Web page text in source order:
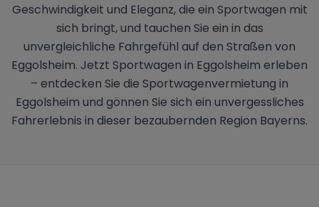
Geschwindigkeit und Eleganz, die ein Sportwagen mit
sich bringt, und tauchen Sie ein in das
unvergleichliche Fahrgefühl auf den Straßen von
Eggolsheim. Jetzt Sportwagen in Eggolsheim erleben
– entdecken Sie die Sportwagenvermietung in
Eggolsheim und gönnen Sie sich ein unvergessliches
Fahrerlebnis in dieser bezaubernden Region Bayerns.